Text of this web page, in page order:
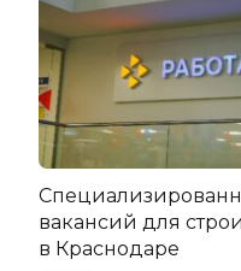
вакансий для
в Краснодаре